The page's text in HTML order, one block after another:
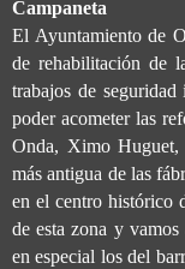
Campaneta
El Ayuntamiento de
de rehabilitación de
trabajos de
poder acometer las
Onda, Ximo Huguet,
más antigua de las
en el centro histórico
de esta zona y
en especial los del